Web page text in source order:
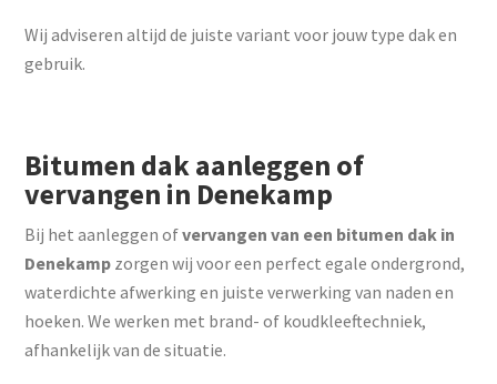
Wij adviseren altijd de juiste variant voor jouw type dak en
gebruik.
Bitumen dak aanleggen of
vervangen in Denekamp
Bij het aanleggen ofvervangen van een bitumen dak in
Denekamp zorgen wij voor een perfect egale ondergrond,
waterdichte afwerking en juiste verwerking van naden en
hoeken. We werken met brand- of koudkleeftechniek,
afhankelijk van de situatie.